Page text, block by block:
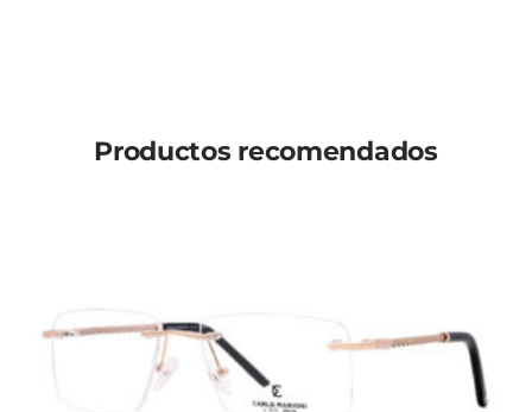
Productos recomendados